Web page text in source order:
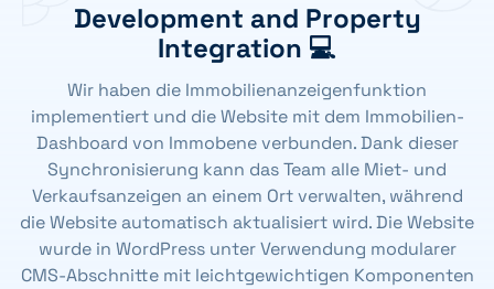
Development and Property
Integration 💻
Wir haben die Immobilienanzeigenfunktion
implementiert und die Website mit dem Immobilien-
Dashboard von Immobene verbunden. Dank dieser
Synchronisierung kann das Team alle Miet- und
Verkaufsanzeigen an einem Ort verwalten, während
die Website automatisch aktualisiert wird. Die Website
wurde in WordPress unter Verwendung modularer
CMS-Abschnitte mit leichtgewichtigen Komponenten